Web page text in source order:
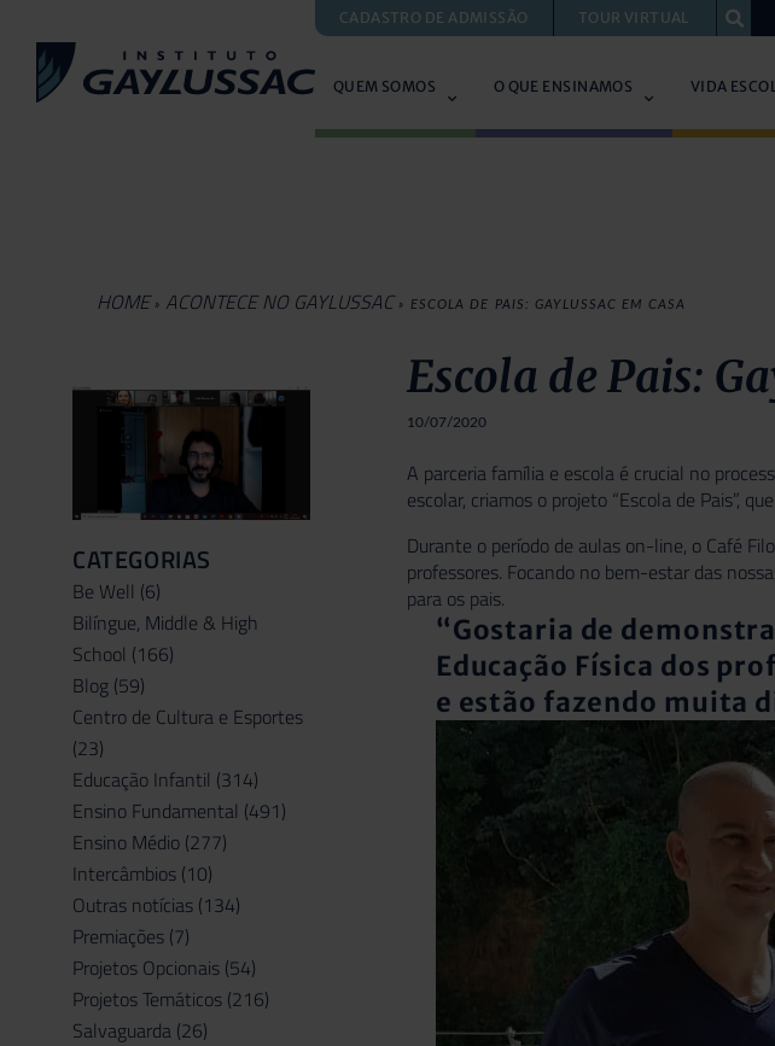
CADASTRO DE ADMISSÃO TOUR VIRTUAL
QUEM SOMOS O QUE ENSINAMOS VIDA
HOME » ACONTECE NO GAYLUSSAC » ESCOLA DE PAIS: GAYLUSSAC EM CASA
CATEGORIAS
Be Well (6)
Bilíngue, Middle & High
School (166)
Blog (59)
Centro de Cultura e Esportes
(23)
Educação Infantil (314)
Ensino Fundamental (491)
Ensino Médio (277)
Intercâmbios (10)
Outras notícias (134)
Premiações (7)
Projetos Opcionais (54)
Projetos Temáticos (216)
Salvaguarda (26)
Escola de Pais:
10/07/2020
A parceria família e escola é crucial no
escolar, criamos o projeto “Escola de Pais”,
Durante o período de aulas on-line, o Café
professores. Focando no bem-estar das
para os pais.
“Gostaria de
Educação Física dos
e estão fazendo muita